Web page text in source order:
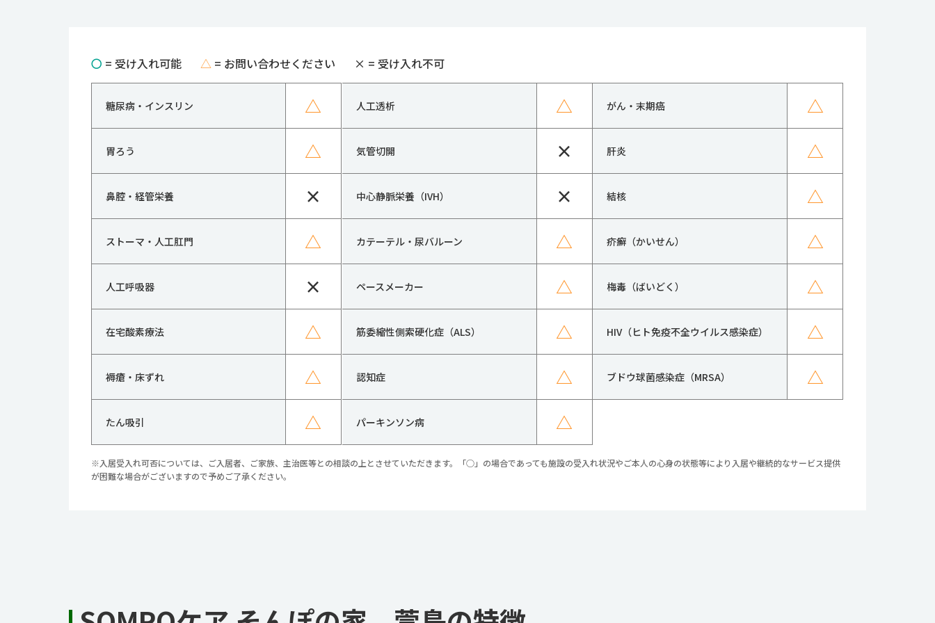
〇 = 受け入れ可能 △= お問い合わせください × = 受け入れ不可
糖尿病・インスリン △
胃ろう △
鼻腔・経管栄養 ×
ストーマ・人工肛門 △
人工呼吸器 ×
在宅酸素療法 △
褥瘡・床ずれ △
たん吸引 △
人工透析 △
気管切開 ×
中心静脈栄養（IVH） ×
カテーテル・尿バルーン △
ペースメーカー △
筋委縮性側索硬化症（ALS） △
認知症 △
パーキンソン病 △
がん・末期癌 △
肝炎 △
結核 △
疥癬（かいせん） △
梅毒（ばいどく） △
HIV（ヒト免疫不全ウイルス感染症） △
ブドウ球菌感染症（MRSA） △
※入居受入れ可否については、ご入居者、ご家族、主治医等との相談の上とさせていただきます。「○」の場合であっても施設の受入れ状況やご本人の心身の状態等により入居や継続的なサービス提供
が困難な場合がございますので予めご了承ください。